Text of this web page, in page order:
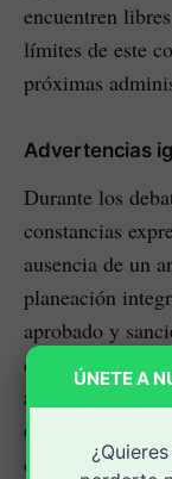
encuentren
límites de este
próximas
Advertencias
Durante los
constancias
ausencia de un
planeación
aprobado y
que, en la
análisis de
era aplicable
consideran una
ÚNETE A